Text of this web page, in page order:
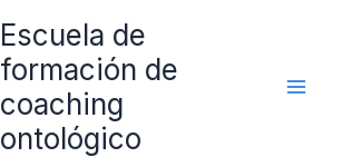
Escuela de
formación de
coaching
ontológico